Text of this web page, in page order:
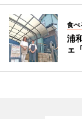
食べ
浦
ェ